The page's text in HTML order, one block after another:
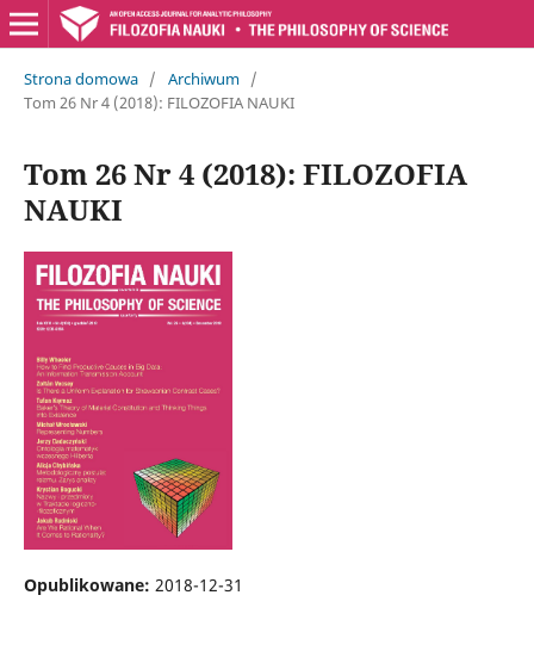
Strona domowa / Archiwum /
Tom 26 Nr 4 (2018): FILOZOFIA NAUKI
Tom 26 Nr 4 (2018): FILOZOFIA
NAUKI
Opublikowane: 2018-12-31